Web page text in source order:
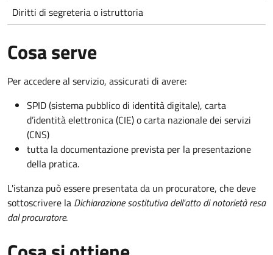
Diritti di segreteria o istruttoria
Cosa serve
Per accedere al servizio, assicurati di avere:
SPID (sistema pubblico di identità digitale), carta
d’identità elettronica (CIE) o carta nazionale dei servizi
(CNS)
tutta la documentazione prevista per la presentazione
della pratica.
L'istanza può essere presentata da un procuratore, che deve
sottoscrivere la Dichiarazione sostitutiva dell'atto di notorietà resa
dal procuratore.